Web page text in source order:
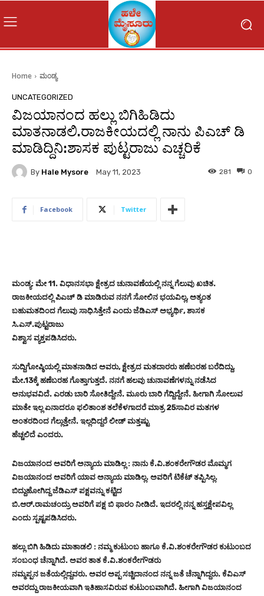
Home ಮಂಡ್ಯ
UNCATEGORIZED
ವಿಜಯಾನಂದ ಹಲ್ಲು ಬಿಗಿಹಿಡಿದು
ಮಾತನಾಡಲಿ.ರಾಜಕೀಯದಲ್ಲಿ ನಾನು ಪಿಎಚ್ ಡಿ
ಮಾಡಿದ್ದಿನಿ:ಶಾಸಕ ಪುಟ್ಟರಾಜು ಎಚ್ಚರಿಕೆ
By Hale Mysore May 11, 2023 0
281
Facebook Twitter
ಮಂಡ್ಯ: ಮೇ 11. ವಿಧಾನಸಭಾ ಕ್ಷೇತ್ರದ ಚುನಾವಣೆಯಲ್ಲಿ ನನ್ನ ಗೆಲುವು ಖಚಿತ.
ರಾಜಕೀಯದಲ್ಲಿ ಪಿಎಚ್ ಡಿ ಮಾಡಿರುವ ನನಗೆ ಸೋಲಿನ ಭಯವಿಲ್ಲ, ಅತ್ಯಂತ
ಬಹುಮತದಿಂದ ಗೆಲುವು ಸಾಧಿಸಿತ್ತೇನೆ ಎಂದು ಜೆಡಿಎಸ್ ಅಭ್ಯರ್ಥಿ, ಶಾಸಕ
ಸಿ.ಎಸ್.ಪುಟ್ಟರಾಜು
ವಿಶ್ವಾಸ ವ್ಯಕ್ತಪಡಿಸಿದರು.
ಸುದ್ದಿಗೋಷ್ಠಿಯಲ್ಲಿ ಮಾತನಾಡಿದ ಅವರು, ಕ್ಷೇತ್ರದ ಮತದಾರರು ಹಣೆಬರಹ ಬರೆದಿದ್ದು,
ಮೇ.13ಕ್ಕೆ ಹಣೆಬರಹ ಗೊತ್ತಾಗುತ್ತದೆ. ನನಗೆ ಹಲವು ಚುನಾವಣೆಗಳನ್ನು ನಡೆಸಿದ
ಅನುಭವವಿದೆ. ಎರಡು ಬಾರಿ ಸೋತಿದ್ದೇನೆ. ಮೂರು ಬಾರಿ ಗೆದ್ದಿದ್ದೇನೆ. ಹೀಗಾಗಿ ಸೋಲುವ
ಮಾತೇ ಇಲ್ಲ ಏನಾದರೂ ಫಲಿತಾಂಶ ತಲೆಕೆಳಗಾದರೆ ಮಾತ್ರ 25ಸಾವಿರ ಮತಗಳ
ಅಂತರದಿಂದ ಗೆಲ್ಲುತ್ತೇನೆ. ಇಲ್ಲದಿದ್ದರೆ ಲೀಡ್ ಮತ್ತಷ್ಟು
ಹೆಚ್ಚಲಿದೆ ಎಂದರು.
ವಿಜಯಾನಂದ ಅವರಿಗೆ ಅನ್ಯಾಯ ಮಾಡಿಲ್ಲ : ನಾನು ಕೆ.ವಿ.ಶಂಕರೇಗೌಡರ ಮೊಮ್ಮಗ
ವಿಜಯಾನಂದ ಅವರಿಗೆ ಯಾವ ಅನ್ಯಾಯ ಮಾಡಿಲ್ಲ. ಅವರಿಗೆ ಟಿಕೆಟ್ ತಪ್ಪಿಸಿಲ್ಲ.
ಬಿದ್ದುಹೋಗಿದ್ದ ಜೆಡಿಎಸ್ ಪಕ್ಷವನ್ನು ಕಟ್ಟಿದ
ಬಿ.ಆರ್.ರಾಮಚಂದ್ರು ಅವರಿಗೆ ಪಕ್ಷ ಬಿ ಫಾರಂ ನೀಡಿದೆ. ಇದರಲ್ಲಿ ನನ್ನ ಹಸ್ತಕ್ಷೇಪವಿಲ್ಲ
ಎಂದು ಸ್ಪಷ್ಟಪಡಿಸಿದರು.
ಹಲ್ಲು ಬಿಗಿ ಹಿಡಿದು ಮಾತಾಡಲಿ : ನಮ್ಮ ಕುಟುಂಬ ಹಾಗೂ ಕೆ.ವಿ.ಶಂಕರೇಗೌಡರ ಕುಟುಂಬದ
ಸಂಬಂಧ ಚೆನ್ನಾಗಿದೆ. ಅವರ ತಾತ ಕೆ.ವಿ.ಶಂಕರೇಗೌಡರು
ನಮ್ಮಪ್ಪನ ಜತೆಯಲ್ಲಿದ್ದವರು. ಅವರ ಅಪ್ಪ ಸಚ್ಚಿದಾನಂದ ನನ್ನ ಜತೆ ಚೆನ್ನಾಗಿದ್ದರು. ಕೆವಿಎಸ್
ಅವರದ್ದು ರಾಜಕೀಯವಾಗಿ ಇತಿಹಾಸವಿರುವ ಕುಟುಂಬವಾಗಿದೆ. ಹೀಗಾಗಿ ವಿಜಯಾನಂದ